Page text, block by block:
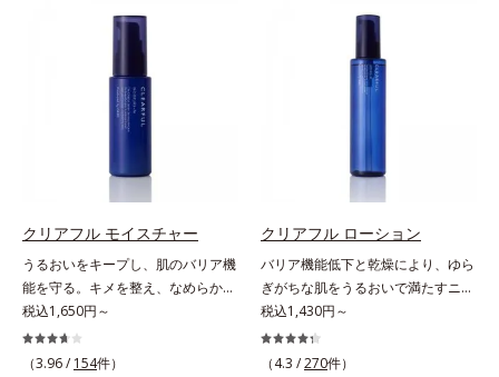
シリカ、セルロース、窒化ホウ素配
合＝セミマット肌を叶える球状と板
ス*3 シリカ配合＝皮脂を吸着する
粉体*4 化粧持ち性能
ズです。「うるおいの質」に着目
し、肌荒れを予防しながらうるおい
に満ちた美しい肌へと導きます。ポ
ーラ・オルビスグループ独自の肌荒
れ防止有効成分として、「DF-パン
テノール(*3)」を国内唯一(*4)、高
プローチして肌荒れを防ぎ、肌不調
にゆらがない肌を叶えます。そし
て、独自研究に基づいたアプローチ
成分「MCアクティベーター
(*5)」。肌のうるおいを引き出し・
高めて、ハリ感あふれる肌へと導き
ます。うるおいに満ちたゆらがない
肌をご体感いただくために設計され
た3ステップで、いつも力強く美し
へ。化粧水の肌なじみをサポート
し、すっとなじむ素直な肌を目指し
ます。またクリアフルシリーズに配
合されているのと同じ、5種の和漢
れ、ニキビを予防します。【ご使用
ステップ】洗顔の後、化粧水の前に
※敏感肌対象パッチテスト済（すべ
ての人に皮膚刺激がおきないという
わけではありません）※アレルギー
テスト済＝全ての方にアレルギーが
おきないということではありません
※ノンコメドジェニックテスト済＝
クリアフル モイスチャー
うるおいをキープし、肌のバリア機
能を守る。キメを整え、なめらかな
肌にするニキビ対策保湿液。「ニキ
ビをくり返してしまう」「毛穴目立
ちが気になる」「マスク生活であご
税込1,650円～
（3.96 / 154件）
クリアフル ローション
バリア機能低下と乾燥により、ゆら
ぎがちな肌をうるおいで満たすニキ
ビ対策化粧水。「ニキビをくり返し
てしまう」「毛穴目立ちが気にな
る」「マスク生活であごや口まわり
税込1,430円～
（4.3 /270件）